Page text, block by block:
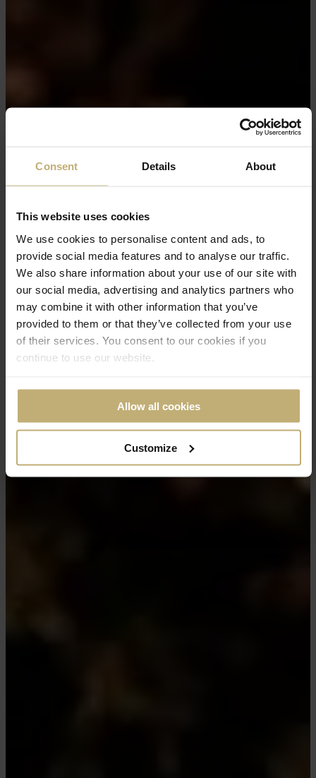
Consent Details About
This website uses cookies
We use cookies to personalise content and ads, to
provide social media features and to analyse our traffic.
We also share information about your use of our site with
our social media, advertising and analytics partners who
may combine it with other information that you’ve
provided to them or that they’ve collected from your use
of their services. You consent to our cookies if you
continue to use our website.
Allow all cookies
Customize